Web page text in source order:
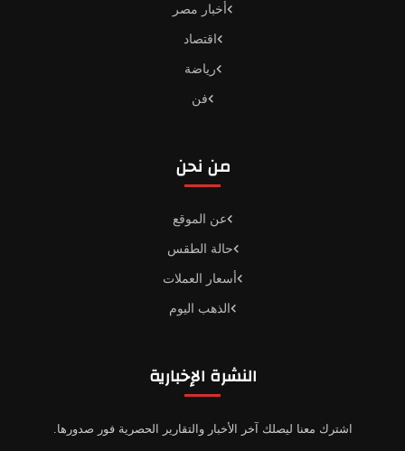
أخبار مصر
اقتصاد
رياضة
فن
من نحن
عن الموقع
حالة الطقس
أسعار العملات
الذهب اليوم
النشرة الإخبارية
اشترك معنا ليصلك آخر الأخبار والتقارير الحصرية فور صدورها.